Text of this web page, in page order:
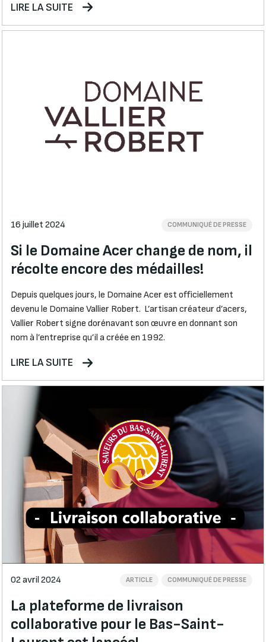
LIRE LA SUITE
16 juillet 2024 COMMUNIQUÉ DE PRESSE
Si le Domaine Acer change de nom, il
récolte encore des médailles!
Depuis quelques jours, le Domaine Acer est officiellement
devenu le Domaine Vallier Robert. L’artisan créateur d’acers,
Vallier Robert signe dorénavant son œuvre en donnant son
nom à l’entreprise qu’il a créée en 1992.
LIRE LA SUITE
02 avril 2024 ARTICLE COMMUNIQUÉ DE PRESSE
La plateforme de livraison
collaborative pour le Bas-Saint-